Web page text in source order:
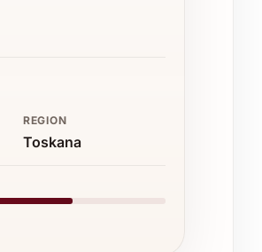
REGION
Toskana